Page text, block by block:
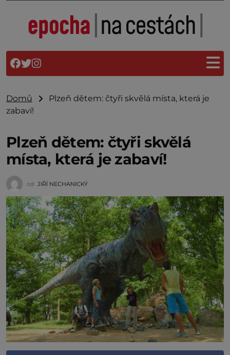
Domů
Plzeň dětem: čtyři skvělá místa, která je
zabaví!
Plzeň dětem: čtyři skvělá
místa, která je zabaví!
od JIŘÍ NECHANICKÝ